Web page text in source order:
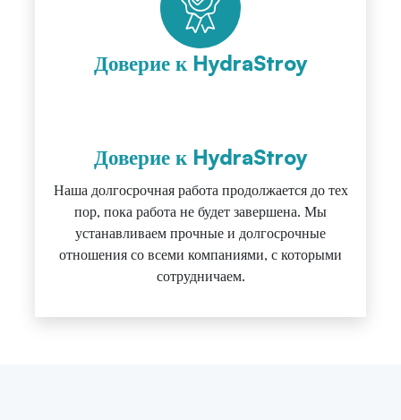
Доверие к HydraStroy
Доверие к HydraStroy
Наша долгосрочная работа продолжается до тех
пор, пока работа не будет завершена. Мы
устанавливаем прочные и долгосрочные
отношения со всеми компаниями, с которыми
сотрудничаем.